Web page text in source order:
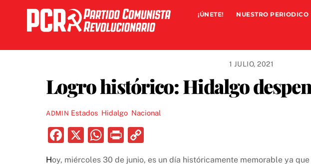
content
¡ÚNETE! NUESTRO PERIODICO
1 JULIO, 2021
Logro histórico: Hidalgo
ADMIN Estados Hidalgo Nacional
F
X
W P
Hoy, miércoles 30 de junio, es un día históricamente memorable ya